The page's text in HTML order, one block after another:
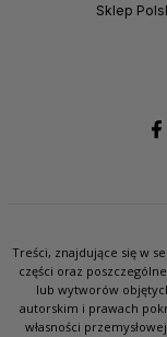
Sklep
Treści, znajdujące się w
części oraz
lub wytworów
autorskim i prawach
własności